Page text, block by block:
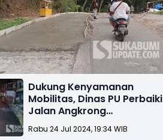
Dukung Kenyamanan
Mobilitas, Dinas PU Perbaiki
Jalan Angkrong
Parungkuda Sukabumi
Rabu 24 Jul 2024, 19:34 WIB